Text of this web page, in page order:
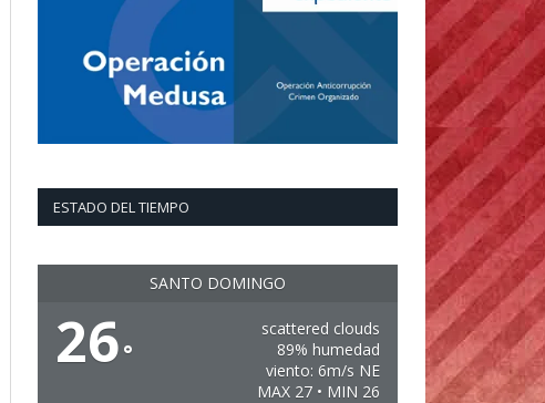
ESTADO DEL TIEMPO
SANTO DOMINGO
26°
scattered clouds
89% humedad
viento: 6m/s NE
MAX 27 • MIN 26